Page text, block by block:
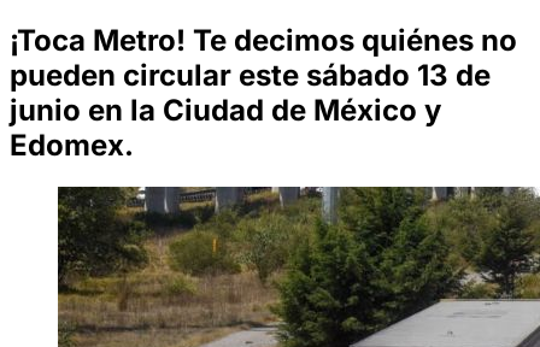
¡Toca Metro! Te decimos quiénes no
pueden circular este sábado 13 de
junio en la Ciudad de México y
Edomex.